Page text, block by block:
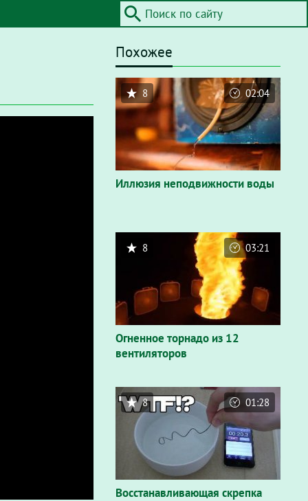
Похожее
Иллюзия неподвижности воды
8 02:04
Огненное торнадо из 12
вентиляторов
8 03:21
Восстанавливающая скрепка
8 01:28